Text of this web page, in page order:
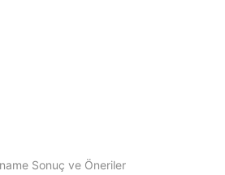
Sonuç ve Öneriler